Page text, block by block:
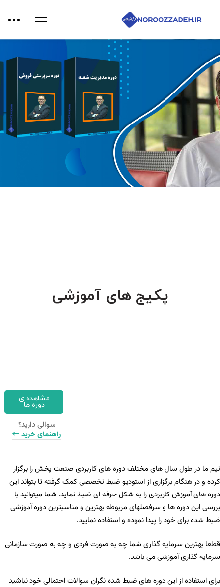
پکیج های آموزشی
مشاهده ی
دوره ها
سوالی دارید؟
راهنمای خرید
تیم ما در طول سال های مختلف دوره های کاربردی صنعت پخش را برگزار
کرده و در هنگام برگزاری از استودیو ضبط تخصصی کمک گرفته تا بتواند این
دوره های آموزش کاربردی را به شکل حرفه ای ضبط نماید. شما میتوانید با
بررسی این دوره ها و سرفصلهای مربوطه بهترین و مناسبترین دوره آموزشی
ضبط شده برای خود را پیدا نموده و استفاده نمایید.
قطعا بهترین سرمایه گذاری شما چه به صورت فردی و چه به صورت سازمانی
سرمایه گذاری آموزشی می باشد.
برای استفاده از این دوره های ضبط شده نگران سوالات احتمالی خود نباشید